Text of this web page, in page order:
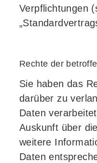
Verpflichtungen
Rechte der
Sie haben das
darüber zu
Daten
Auskunft über
weitere
Daten